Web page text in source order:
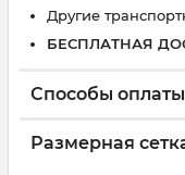
Другие
БЕСПЛАТНАЯ
Способы оплаты
Размерная